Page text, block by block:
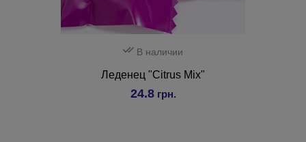
В наличии
Леденец "Citrus Mix"
24.8грн.